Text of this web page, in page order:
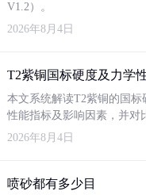
V1.2）。
2026年8月4日
T2紫铜国标硬度及力学
本文系统解读T2紫铜的国标
性能指标及影响因素，并对
2026年8月4日
喷砂都有多少目